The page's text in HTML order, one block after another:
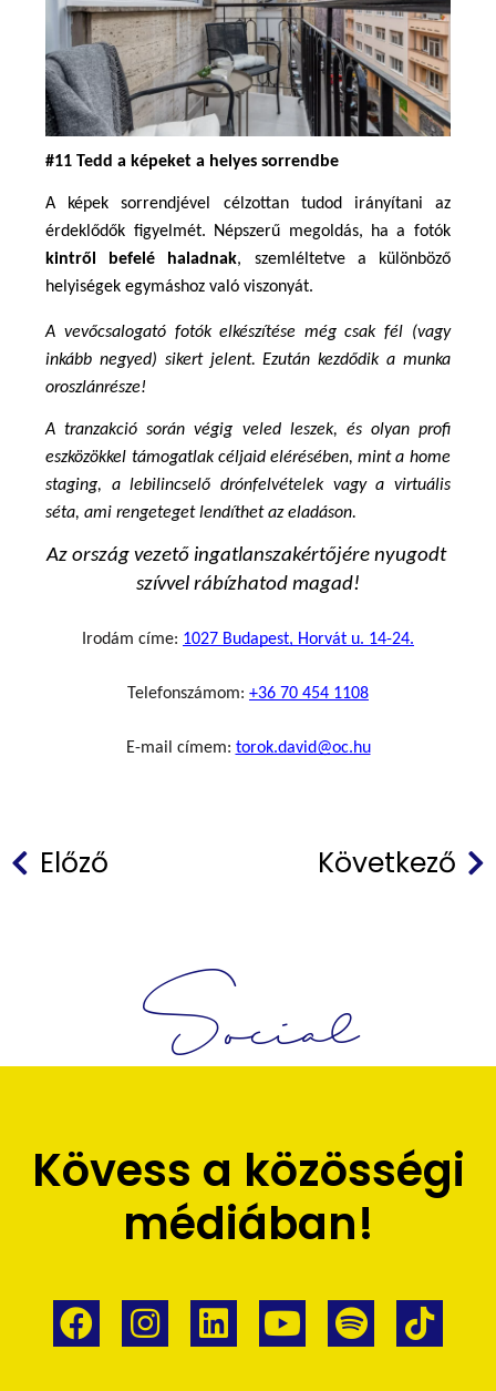
#11 Tedd a képeket a helyes sorrendbe
A képek sorrendjével célzottan tudod irányítani az
érdeklődők figyelmét. Népszerű megoldás, ha a fotók
kintről befelé haladnak, szemléltetve a különböző
helyiségek egymáshoz való viszonyát.
A vevőcsalogató fotók elkészítése még csak fél (vagy
inkább negyed) sikert jelent. Ezután kezdődik a munka
oroszlánrésze!
A tranzakció során végig veled leszek, és olyan profi
eszközökkel támogatlak céljaid elérésében, mint a home
staging, a lebilincselő drónfelvételek vagy a virtuális
séta, ami rengeteget lendíthet az eladáson.
Az ország vezető ingatlanszakértőjére nyugodt
szívvel rábízhatod magad!
Irodám címe: 1027 Budapest, Horvát u. 14-24.
Telefonszámom: +36 70 454 1108
E-mail címem: torok.david@oc.hu
Előző Következő
Social
Kövess a közösségi
médiában!